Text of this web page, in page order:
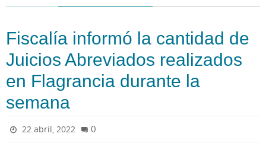
Fiscalía informó la cantidad de
Juicios Abreviados realizados
en Flagrancia durante la
semana
22 abril, 2022 0